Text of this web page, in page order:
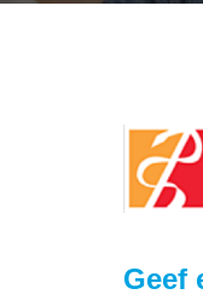
Geef